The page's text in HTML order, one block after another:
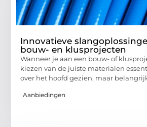
Innovatieve
bouw- en klusprojecten
Wanneer je aan een bouw- of
kiezen van de juiste materialen
over het hoofd gezien, maar
Aanbiedingen